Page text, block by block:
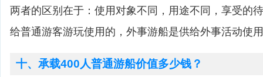
两者的区别在于：使用对象不同，用途不同，享受的
给普通游客游玩使用的，外事游船是供给外事活动使
十、承载400人普通游船价值多少钱？